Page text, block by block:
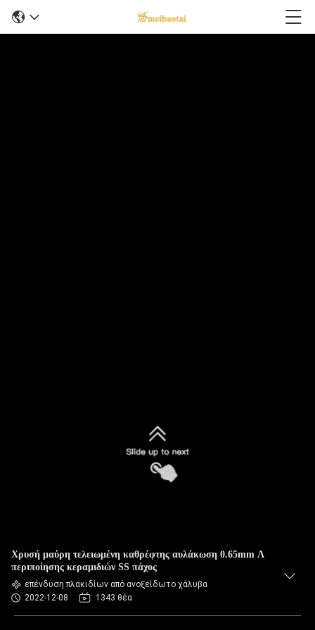
Χρυσή μαύρη τελειωμένη καθρέφτης αυλάκωση 0.65mm Λ
περιποίησης κεραμιδιών SS πάχος
επένδυση πλακιδίων από ανοξείδωτο χάλυβα
2022-12-08
1343 θέα